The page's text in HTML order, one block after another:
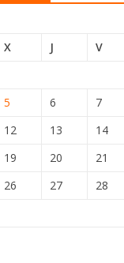
X J V
5 6 7
12 13 14
19 20 21
26 27 28